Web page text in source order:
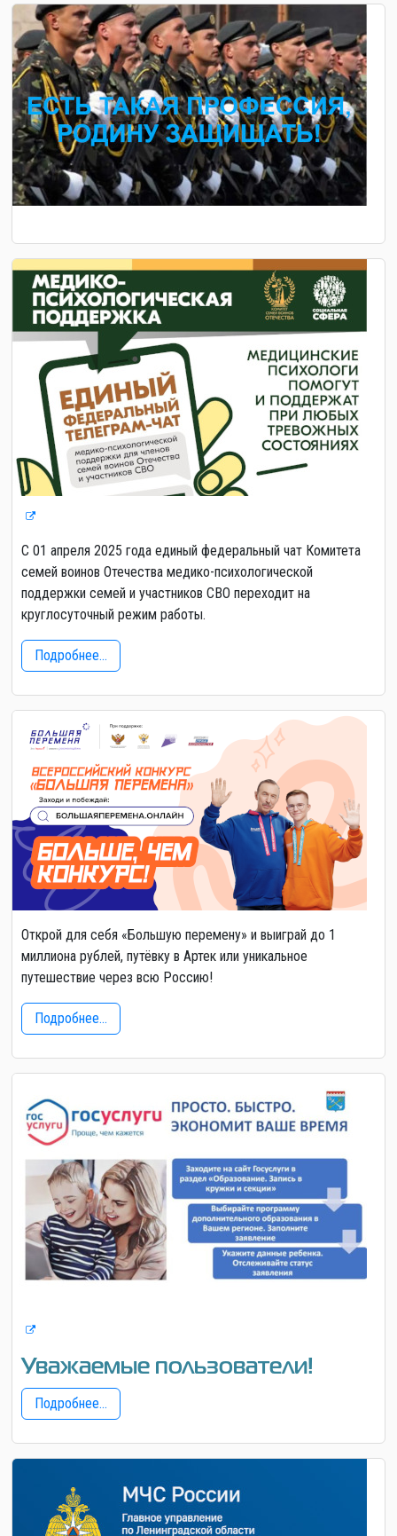
С 01 апреля 2025 года единый федеральный чат Комитета
семей воинов Отечества медико-психологической
поддержки семей и участников СВО переходит на
круглосуточный режим работы.
Подробнее...
Открой для себя «Большую перемену» и выиграй до 1
миллиона рублей, путёвку в Артек или уникальное
путешествие через всю Россию!
Подробнее...
Уважаемые пользователи!
Подробнее...